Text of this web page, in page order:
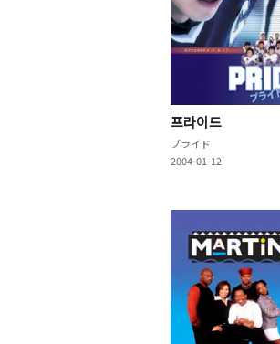
프라이드
プライド
2004-01-12